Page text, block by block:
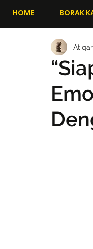
HOME BORAK